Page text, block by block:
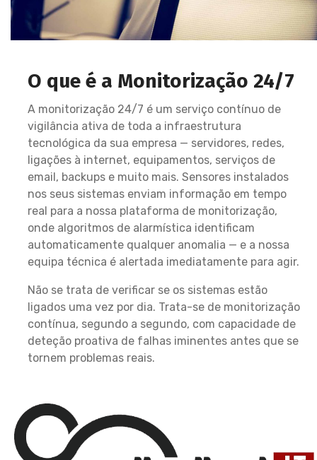
O que é a Monitorização 24/7
A monitorização 24/7 é um serviço contínuo de
vigilância ativa de toda a infraestrutura
tecnológica da sua empresa — servidores, redes,
ligações à internet, equipamentos, serviços de
email, backups e muito mais. Sensores instalados
nos seus sistemas enviam informação em tempo
real para a nossa plataforma de monitorização,
onde algoritmos de alarmística identificam
automaticamente qualquer anomalia — e a nossa
equipa técnica é alertada imediatamente para agir.
Não se trata de verificar se os sistemas estão
ligados uma vez por dia. Trata-se de monitorização
contínua, segundo a segundo, com capacidade de
deteção proativa de falhas iminentes antes que se
tornem problemas reais.